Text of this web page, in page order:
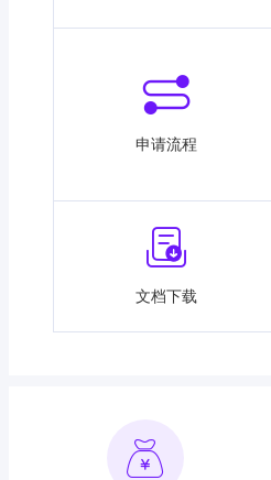
申请流程
文档下载